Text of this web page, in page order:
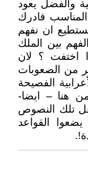
والفضل يعود
فادرك
ان نفهم
بين الملك
اختفت ؟ لان
من الصعوبات
الفصيحة
ومن هنا – ايضا-
تلك النصوص
يضعوا القواعد